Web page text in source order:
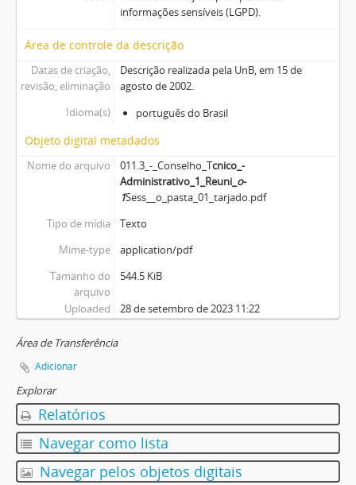
informações sensíveis (LGPD).
Área de controle da descrição
Datas de criação,
revisão, eliminação
Descrição realizada pela UnB, em 15 de
agosto de 2002.
Idioma(s)
português do Brasil
Objeto digital metadados
Nome do arquivo 011.3_-_Conselho_Tcnico_-
Administrativo_1 _Reuni_ o-
1Sess__o_pasta_01_tarjado.pdf
Tipo de mídia
Texto
Mime-type
application/pdf
Tamanho do
arquivo
544.5 KiB
Uploaded 28 de setembro de 2023 11:22
Área de Transferência
Adicionar
Explorar
Relatórios
Navegar como lista
Navegar pelos objetos digitais